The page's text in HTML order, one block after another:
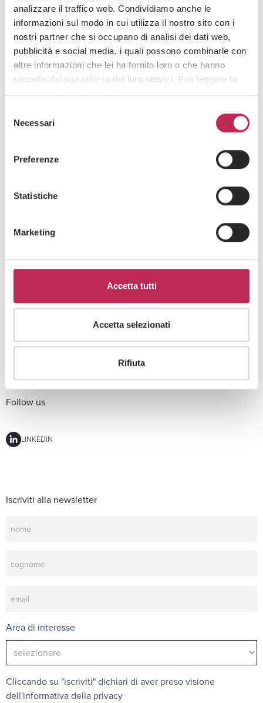
analizzare il traffico web. Condividiamo anche le
informazioni sul modo in cui utilizza il nostro sito con i
nostri partner che si occupano di analisi dei dati web,
pubblicità e social media, i quali possono combinarle con
altre informazioni che lei ha fornito loro o che hanno
raccolto dal suo utilizzo dei loro servizi. Può leggere la
nostra cookie policyqui.
Attenzione: chiudendo questo banner, cliccando in
un’area sottostante o accedendo ad un’altra pagina del
delNecessari
Preferenze
Statistiche
Marketing
Accetta tutti
Accetta selezionati
Rifiuta
LEXIA
Modello 231
Politica aziendale per la parità di genere e l’inclusione
Lavorare in LEXIA
Follow us
LINKEDIN
Iscriviti alla newsletter
Newsletter
Area di interesse
Cliccando su "iscriviti" dichiari di aver preso visione
dell'informativa della privacy